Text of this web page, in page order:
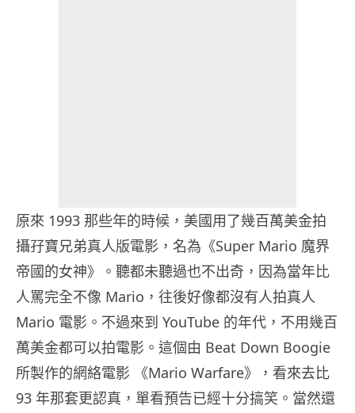
原來 1993 那些年的時候，美國用了幾百萬美金拍
攝孖寶兄弟真人版電影，名為《Super Mario 魔界
帝國的女神》。聽都未聽過也不出奇，因為當年比
人罵完全不像 Mario，往後好像都沒有人拍真人
Mario 電影。不過來到 YouTube 的年代，不用幾百
萬美金都可以拍電影。這個由 Beat Down Boogie
所製作的網絡電影 《Mario Warfare》，看來去比
93 年那套更認真，單看預告已經十分搞笑。當然還